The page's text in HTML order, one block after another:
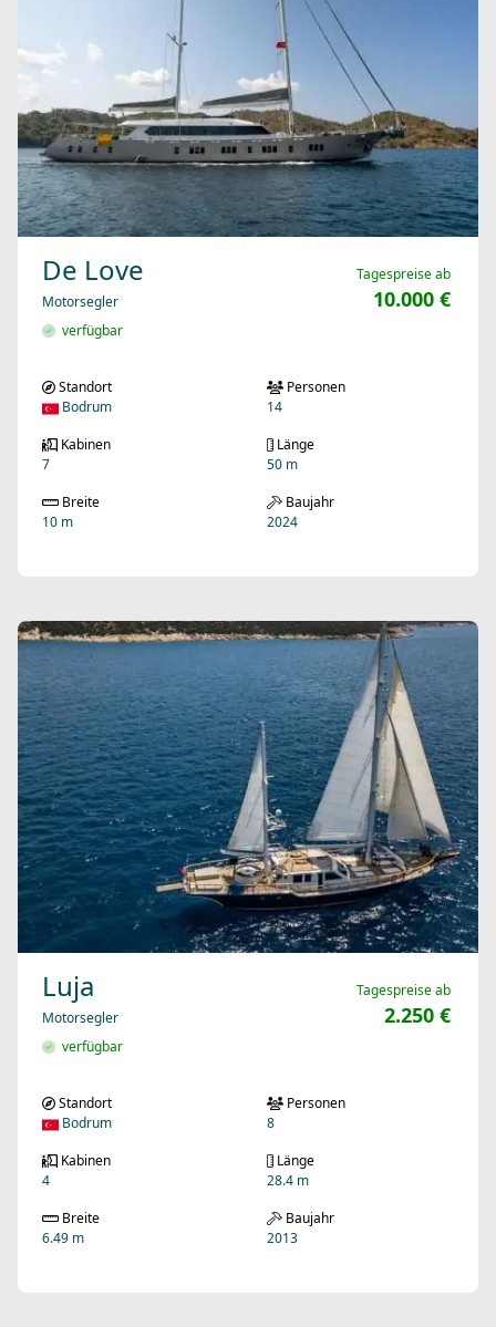
De Love
Motorsegler
verfügbar
Tagespreise ab
10.000 €
Standort
Bodrum
Personen
14
Kabinen
7
Länge
50 m
Breite
10 m
Baujahr
2024
Luja
Motorsegler
verfügbar
Tagespreise ab
2.250 €
Standort
Bodrum
Personen
8
Kabinen
4
Länge
28.4 m
Breite
6.49 m
Baujahr
2013